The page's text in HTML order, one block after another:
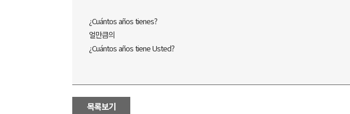
¿Cuántos años tienes?
얼만큼의
¿Cuántos años tiene Usted?
목록보기